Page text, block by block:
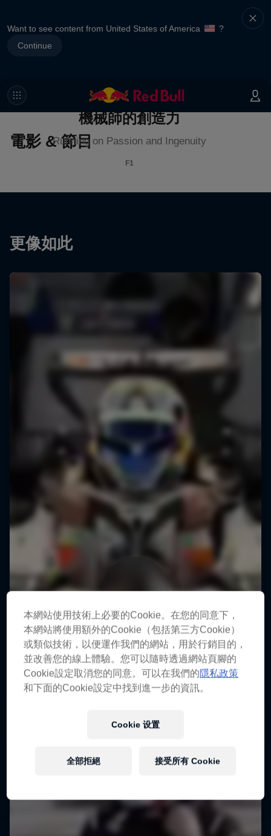
Want to see content from United States of America
?
Continue
電影 & 節目
機械師的創造力
Running on Passion and Ingenuity
F1
更像如此
Red Bull賽車車隊道路巡禮
與F1車手一起環遊世界
1 季 · 2集數
本網站使用技術上必要的Cookie。在您的同意下，
本網站將使用額外的Cookie（包括第三方Cookie）
或類似技術，以便運作我們的網站，用於行銷目的，
並改善您的線上體驗。您可以隨時透過網站頁腳的
Cookie設定取消您的同意。可以在我們的隱私政策
和下面的Cookie設定中找到進一步的資訊。
Cookie 设置
全部拒絕 接受所有 Cookie